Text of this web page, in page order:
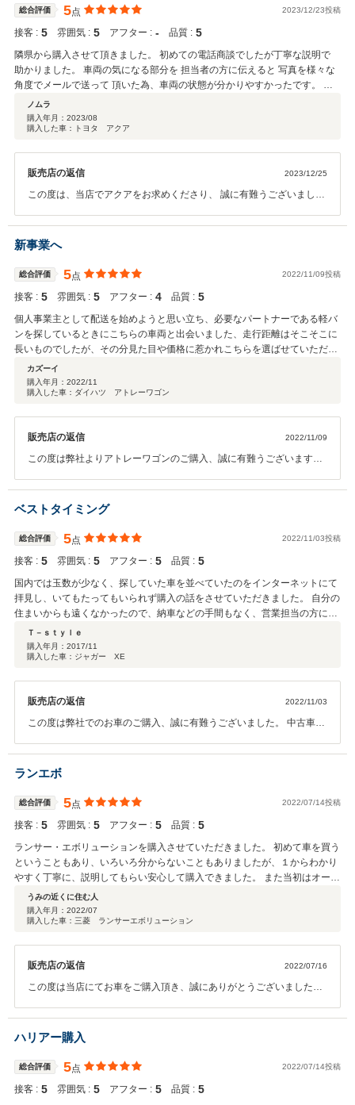
ォローしていきますので、どうぞよろしくお願いいたします。 この度
は誠にありがとうございました。
総合評価 5点 2023/12/23投稿
接客 : 5 雰囲気 : 5 アフター : ‐ 品質 : 5
隣県から購入させて頂きました。 初めての電話商談でしたが丁寧な説明で
助かりました。 車両の気になる部分を 担当者の方に伝えると 写真を様々な
角度でメールで送って 頂いた為、車両の状態が分かりやすかったです。 ま
た、此方の印鑑証明等で時間が掛かり 申し訳ありませんでした。 車両を受
け取りに行った時は 爽やかな挨拶と清潔な店舗のおかげで 気持ちの良く受
け取りができました。 現在5000km程度走りましたが 特に不具合も無く良く
ノムラ
購入年月： 2023/08
購入した車：トヨタ アクア
販売店の返信 2023/12/25
この度は、当店でアクアをお求めくださり、 誠に有難うございまし
遠い所にご来店くださり、誠に有難うございます。 お車のことで何か
ございましたら、ご相談に乗らせていただきますので、 お気軽にご連
ともよろしくお願いいたします。 この度はありがとうございました。
新事業へ
総合評価 5点 2022/11/09投稿
接客 : 5 雰囲気 : 5 アフター : 4 品質 : 5
個人事業主として配送を始めようと思い立ち、必要なパートナーである軽バ
ンを探しているときにこちらの車両と出会いました、走行距離はそこそこに
長いものでしたが、その分見た目や価格に惹かれこちらを選ばせていただき
ました。 下回りが多少気になりましたが、そちらはサービスにて下回りの塗
装をして頂き、かなりまとまった仕上がりとなっていました！ 販売店の担当
者さんの努力とこれからの自身への事業展開を応援してくれるいいお店でし
カズーイ
購入年月： 2022/11
購入した車：ダイハツ アトレーワゴン
販売店の返信 2022/11/09
この度は弊社よりアトレーワゴンのご購入、誠に有難うございます。
回りの部分に塗装を施させていただきまして、見た目はかっちりと仕
上げさせていただきました。 これより新事業を始められるとの事でし
たので、お値段はお安く、しかし走行や整備は万全の状態にしてお出
しさせていただきました！ カズーイ様の今後の事業のご成功をスタッ
フ一同、心より応援させていただきます。
ベストタイミング
総合評価 5点 2022/11/03投稿
接客 : 5 雰囲気 : 5 アフター : 5 品質 : 5
国内では玉数が少なく、探していた車を並べていたのをインターネットにて
拝見し、いてもたってもいられず購入の話をさせていただきました。 自分の
住まいからも遠くなかったので、納車などの手間もなく、営業担当の方にも
様々なわがままをぶつけて対応して頂けました。 個人的にはコーティングと
保証を付けていただけたのがとてもうれしかったです。今度乗り換える機会
があればまたお世話になりますね。
Ｔ－ｓｔｙｌｅ
購入年月： 2017/11
購入した車：ジャガー XE
販売店の返信 2022/11/03
この度は弊社でのお車のご購入、誠に有難うございました。 中古車と
たのであれば、何よりです。 今回はコーティングと合わせて保証の部
分もご対応させていただき、お車を綺麗にそして安心してお乗りいた
ても大変誇らしく思っております。 次回お乗り換えの際も、是非、弊
社へお声がけくださいませ。 今後ともよろしくお願いいたします。
ランエボ
総合評価 5点 2022/07/14投稿
接客 : 5 雰囲気 : 5 アフター : 5 品質 : 5
ランサー・エボリューションを購入させていただきました。 初めて車を買う
ということもあり、いろいろ分からないこともありましたが、１からわかり
やすく丁寧に、説明してもらい安心して購入できました。 また当初はオート
マとマニュアルのどちらにするか迷っていましたが、それぞれのメリット・
デメリットを教えてもらい、きちんと納得したうえで購入できました。 納車
後のアフターケアもきちんとしていそうなので何かありましたら、すぐ連絡
うみの近くに住む人
購入年月： 2022/07
購入した車：三菱 ランサーエボリューション
販売店の返信 2022/07/16
この度は当店にてお車をご購入頂き、誠にありがとうございました。
す。 希望ナンバーの抽選にお時間がかかっており、まだ完璧な状態で
の納車とはなっておりませんが、最後までお付き合いください。 今後
の整備や車検などに関してもしっかりとフォローしていきますので、
どうぞよろしくお願い致します！ この度は誠にありがとうございまし
た。
ハリアー購入
総合評価 5点 2022/07/14投稿
接客 : 5 雰囲気 : 5 アフター : 5 品質 : 5